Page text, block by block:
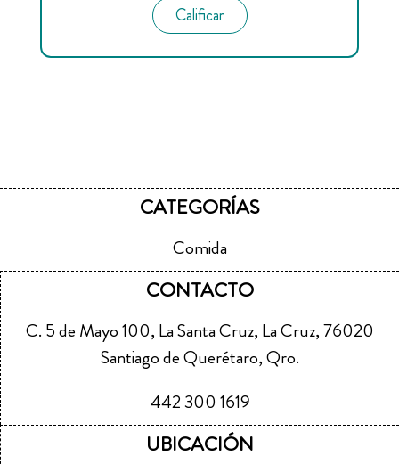
Calificar
CATEGORÍAS
Comida
CONTACTO
C. 5 de Mayo 100, La Santa Cruz, La Cruz, 76020
Santiago de Querétaro, Qro.
442 300 1619
UBICACIÓN